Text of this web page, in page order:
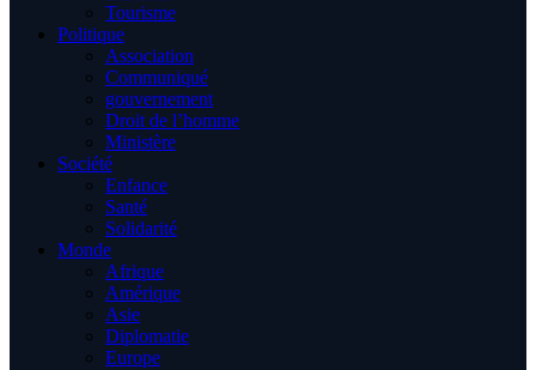
Tourisme
Politique
Association
Communiqué
gouvernement
Droit de l’homme
Ministère
Société
Enfance
Santé
Solidarité
Monde
Afrique
Amérique
Asie
Diplomatie
Europe